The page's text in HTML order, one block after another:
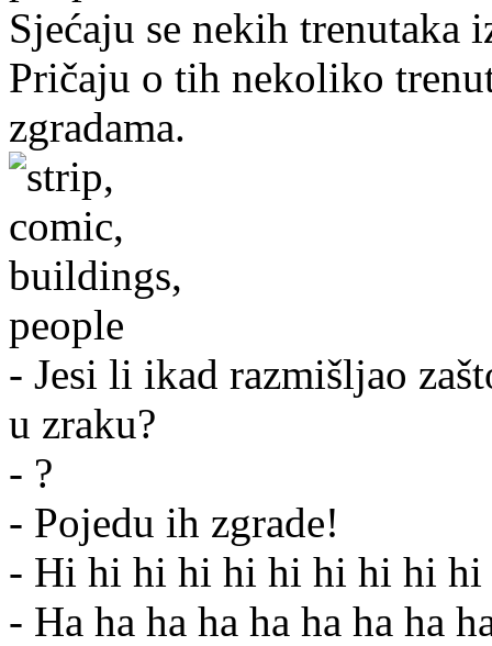
Sjećaju se nekih trenutaka
Pričaju o tih nekoliko
zgradama.
- Jesi li ikad razmišljao
u zraku?
- ?
- Pojedu ih zgrade!
- Hi hi hi hi hi hi hi hi hi
- Ha ha ha ha ha ha ha ha